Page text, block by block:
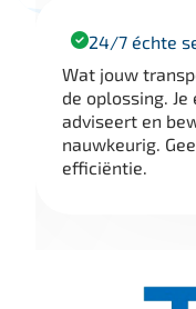
24/7 échte
Wat jouw
de oplossing.
adviseert en
nauwkeurig.
efficiëntie.